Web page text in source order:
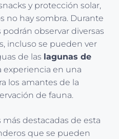
y protección solar,
no hay sombra. Durante
podrán observar diversas
incluso se pueden ver
de las lagunas de
experiencia en una
los amantes de la
de fauna.
más destacadas de esta
que se pueden